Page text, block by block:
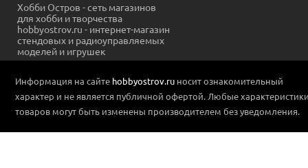
Хобби Остров - сеть магазинов
для хобби и творчества
hobbyostrov.ru - интернет-магазин
стендовых и радиоуправляемых
моделей и игрушек
Информация на сайте hobbyostrov.ru носит ознакомительный
характер и не является публичной офертой. Любые
товаров могут быть изменены производителем без уведомления.